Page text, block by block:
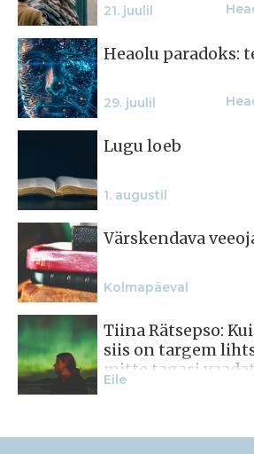
21. juulil
Heaolu paradoks:
29. juulil
Lugu loeb
1. augustil
Värskendava
Kolmapäeval
Tiina Rätsepso:
siis on targem
mitte tagasi
Eile